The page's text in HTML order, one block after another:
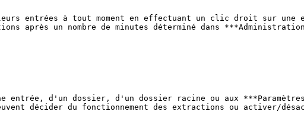
entrées à tout moment en effectuant un clic droit sur une
un nombre de minutes déterminé dans
entrée, d'un dossier, d'un dossier racine ou aux
décider du fonctionnement des extractions ou activer/